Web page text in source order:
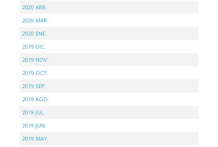
2020 ABR.
2020 MAR.
2020 ENE.
2019 DIC.
2019 NOV.
2019 OCT.
2019 SEP.
2019 AGO.
2019 JUL.
2019 JUN.
2019 MAY.